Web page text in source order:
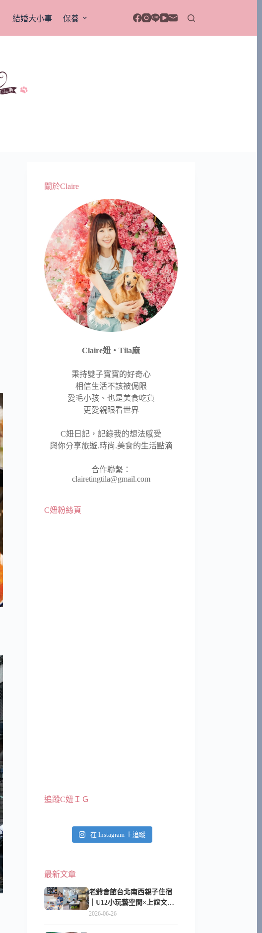
結婚大小事 保養
關於Claire
Claire妞‧Tila麻
秉持雙子寶寶的好奇心
相信生活不該被侷限
愛毛小孩、也是美食吃貨
更愛親眼看世界
C妞日記，記錄我的想法感受
與你分享旅遊.時尚.美食的生活點滴
合作聯繫：
clairetingtila@gmail.com
C妞粉絲頁
追蹤C妞ＩＧ
在 Instagram 上追蹤
最新文章
老爺會館台北南西親子住宿
｜U12小玩藝空間×上誼文
化，暑假帶孩子這樣玩
2026-06-26